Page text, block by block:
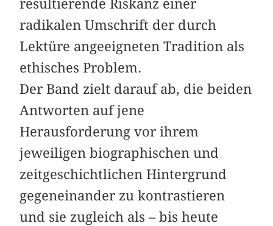
resultierende Riskanz einer
radikalen Umschrift der durch
Lektüre angeeigneten Tradition als
ethisches Problem.
Der Band zielt darauf ab, die beiden
Antworten auf jene
Herausforderung vor ihrem
jeweiligen biographischen und
zeitgeschichtlichen Hintergrund
gegeneinander zu kontrastieren
und sie zugleich als – bis heute